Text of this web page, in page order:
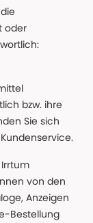
oder
bzw. ihre
Sie sich
von den
Anzeigen
Bestellung